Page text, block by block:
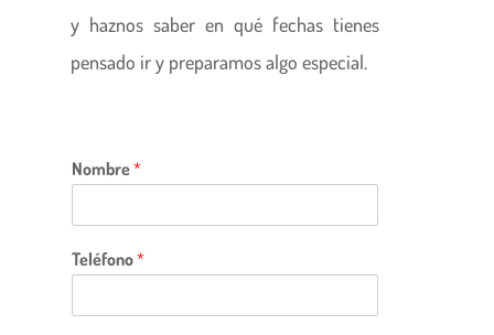
y haznos saber en qué fechas tienes
pensado ir y preparamos algo especial.
Nombre*
Teléfono*